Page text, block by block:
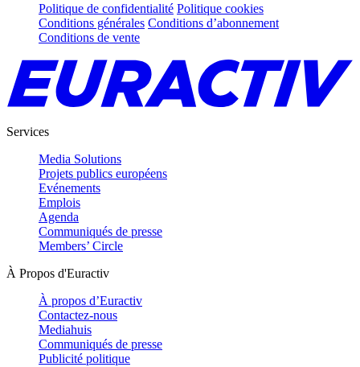
Politique de confidentialité Politique cookies
Conditions générales Conditions d’abonnement
Conditions de vente
Services
Media Solutions
Projets publics européens
Evénements
Emplois
Agenda
Communiqués de presse
Members’ Circle
À Propos d'Euractiv
À propos d’Euractiv
Contactez-nous
Mediahuis
Communiqués de presse
Publicité politique